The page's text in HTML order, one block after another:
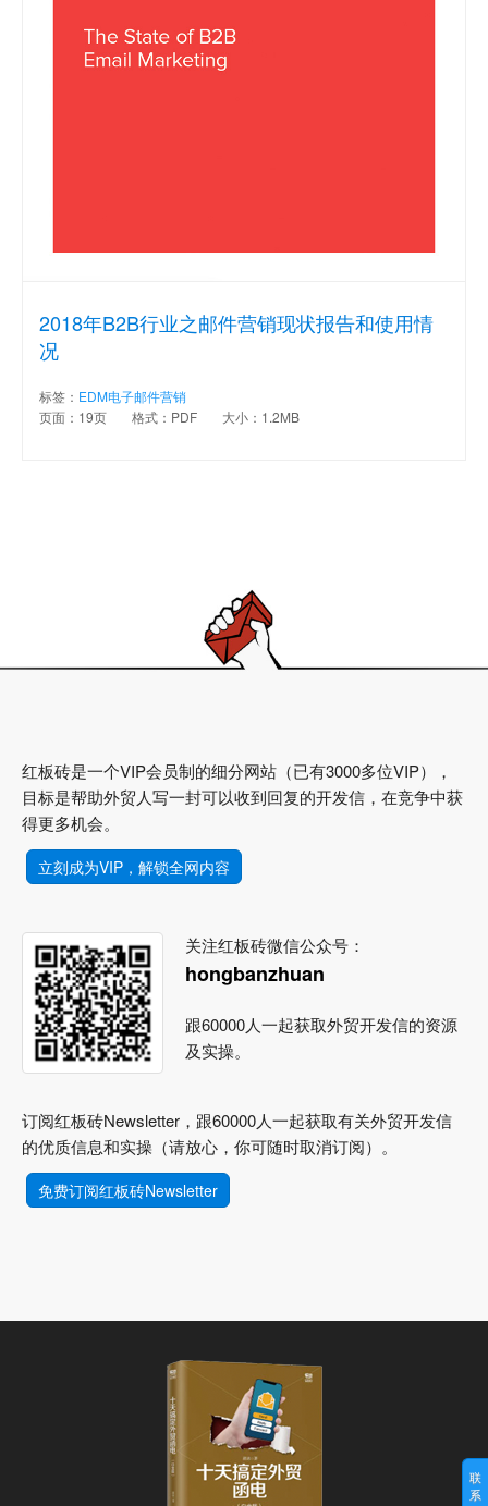
2018年B2B行业之邮件营销现状报告和使用情
况
标签： EDM电子邮件营销
页面：19页
格式：PDF 大小：1.2MB
红板砖是一个VIP会员制的细分网站（已有3000多位VIP），
目标是帮助外贸人写一封可以收到回复的开发信，在竞争中获
得更多机会。
立刻成为VIP，解锁全网内容
关注红板砖微信公众号：
hongbanzhuan
跟60000人一起获取外贸开发信的资源
及实操。
订阅红板砖Newsletter，跟60000人一起获取有关外贸开发信
的优质信息和实操（请放心，你可随时取消订阅）。
免费订阅红板砖Newsletter
联
系